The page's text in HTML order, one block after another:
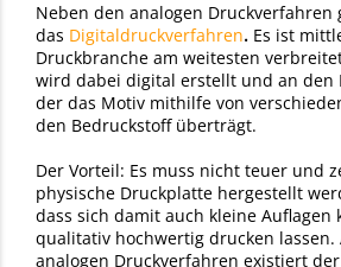
Neben den analogen Druckverfahren
das Digitaldruckverfahren. Es ist
Druckbranche am weitesten
wird dabei digital erstellt und an den
der das Motiv mithilfe von
den Bedruckstoff überträgt.
Der Vorteil: Es muss nicht teuer und
physische Druckplatte hergestellt
dass sich damit auch kleine Auflagen
qualitativ hochwertig drucken lassen.
analogen Druckverfahren existiert